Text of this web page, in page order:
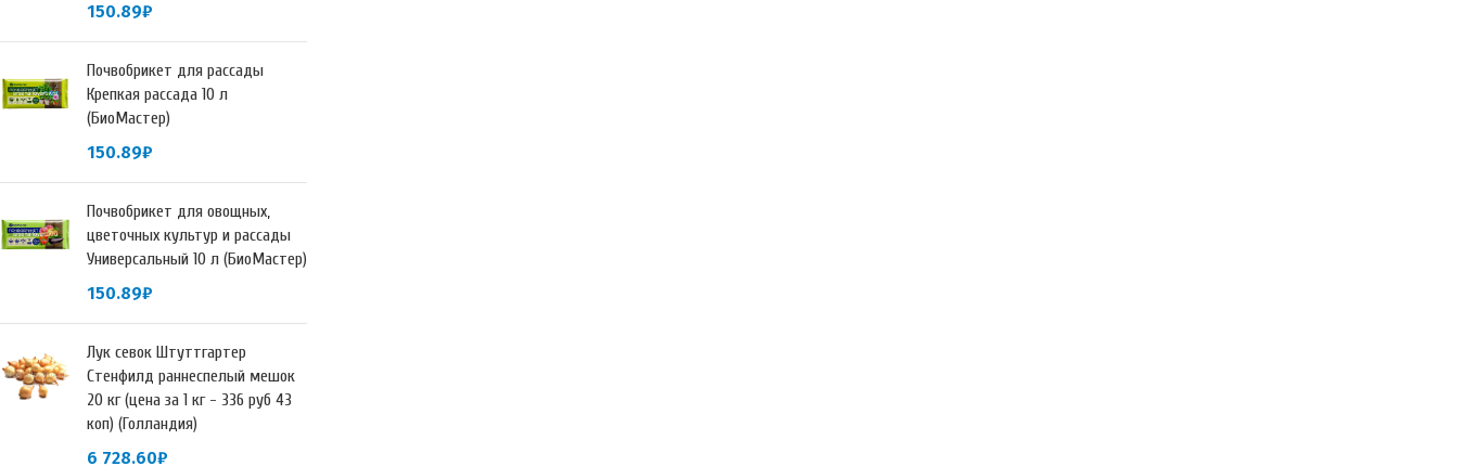
150.89₽
Почвобрикет для рассады
Крепкая рассада 10 л
(БиоМастер)
150.89₽
Почвобрикет для овощных,
цветочных культур и рассады
Универсальный 10 л (БиоМастер)
150.89₽
Лук севок Штуттгартер
Стенфилд раннеспелый мешок
20 кг (цена за 1 кг - 336 руб 43
коп) (Голландия)
6 728.60₽